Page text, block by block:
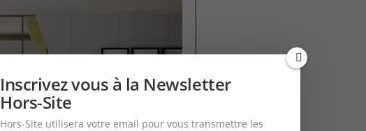
Inscrivez vous à la Newsletter
Hors-Site
Hors-Site utilisera votre email pour vous transmettre les